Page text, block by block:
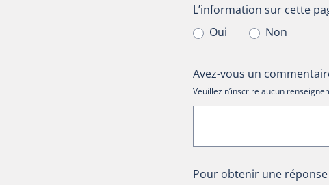
L’information sur cette
L’information sur cette
Oui
Non
Avez-vous un
Veuillez n’inscrire aucun
Pour obtenir une